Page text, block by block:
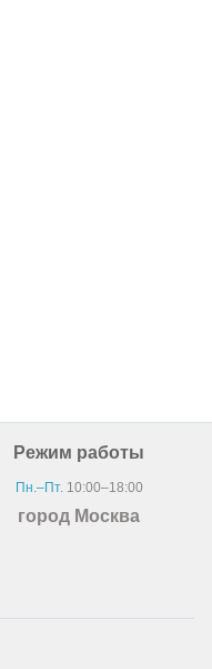
Режим работы
Пн.–Пт.10:00–18:00
город Москва